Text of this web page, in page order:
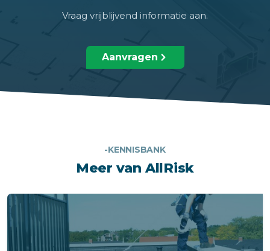
Vraag vrijblijvend informatie aan.
Aanvragen
-KENNISBANK
Meer van AllRisk